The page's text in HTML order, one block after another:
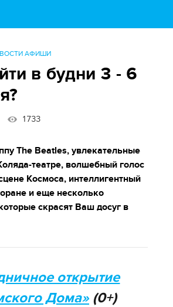
АФИШИ
в будни 3 - 6
1733
The Beatles, увлекательные
театре, волшебный голос
Космоса, интеллигентный
и еще несколько
скрасят Ваш досуг в
открытие
Дома»(0+)